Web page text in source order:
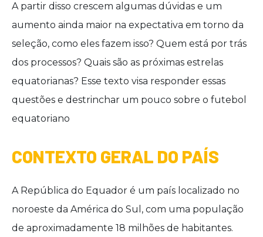
A partir disso crescem algumas dúvidas e um
aumento ainda maior na expectativa em torno da
seleção, como eles fazem isso? Quem está por trás
dos processos? Quais são as próximas estrelas
equatorianas? Esse texto visa responder essas
questões e destrinchar um pouco sobre o futebol
equatoriano
CONTEXTO GERAL DO PAÍS
A República do Equador é um país localizado no
noroeste da América do Sul, com uma população
de aproximadamente 18 milhões de habitantes.